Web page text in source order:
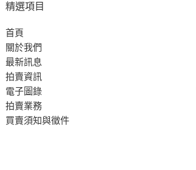
精選項目
首頁
關於我們
最新訊息
拍賣資訊
電子圖錄
拍賣業務
買賣須知與徵件